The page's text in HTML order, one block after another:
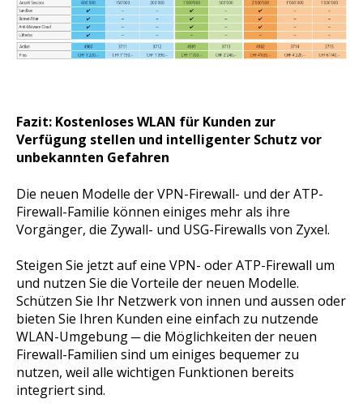
Fazit: Kostenloses WLAN für Kunden zur
Verfügung stellen und intelligenter Schutz vor
unbekannten Gefahren
Die neuen Modelle der VPN-Firewall- und der ATP-
Firewall-Familie können einiges mehr als ihre
Vorgänger, die Zywall- und USG-Firewalls von Zyxel.
Steigen Sie jetzt auf eine VPN- oder ATP-Firewall um
und nutzen Sie die Vorteile der neuen Modelle.
Schützen Sie Ihr Netzwerk von innen und aussen oder
bieten Sie Ihren Kunden eine einfach zu nutzende
WLAN-Umgebung ─ die Möglichkeiten der neuen
Firewall-Familien sind um einiges bequemer zu
nutzen, weil alle wichtigen Funktionen bereits
integriert sind.